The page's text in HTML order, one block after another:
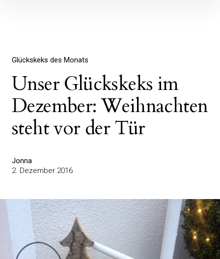
Glückskeks des Monats
Unser Glückskeks im
Dezember: Weihnachten
steht vor der Tür
Jonna
2. Dezember 2016